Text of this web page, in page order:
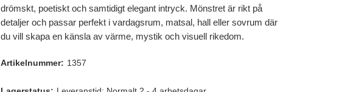
drömskt, poetiskt och samtidigt elegant intryck. Mönstret är rikt på
detaljer och passar perfekt i vardagsrum, matsal, hall eller sovrum där
du vill skapa en känsla av värme, mystik och visuell rikedom.
Artikelnummer: 1357